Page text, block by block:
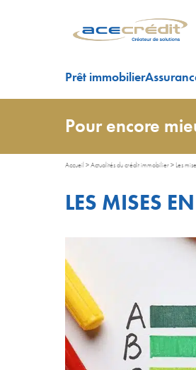
Prêt immobilier
Pour encore
Accueil >Actualités du crédit immobilier> Les
LES MISES